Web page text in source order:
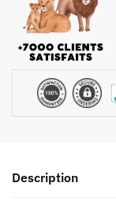
Description